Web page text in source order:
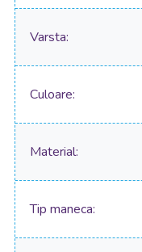
Varsta
Culoare
Material
Tip maneca